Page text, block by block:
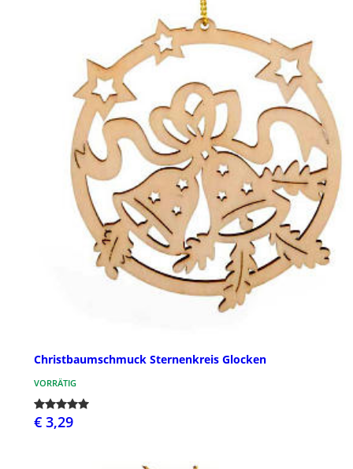
Christbaumschmuck Sternenkreis Glocken
VORRÄTIG
€ 3,29